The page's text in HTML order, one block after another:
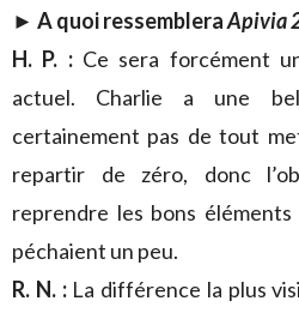
► A quoi ressembleraApivia
H. P. :Ce sera forcément
actuel. Charlie a une
certainement pas de tout
repartir de zéro, donc
reprendre les bons
péchaient un peu.
R. N. :La différence la plus